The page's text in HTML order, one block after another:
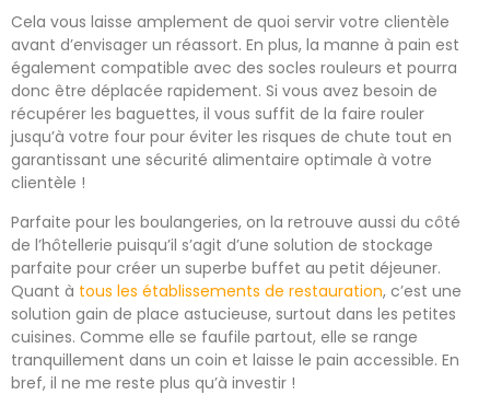
Cela vous laisse amplement de quoi servir votre clientèle
avant d’envisager un réassort. En plus, la manne à pain est
également compatible avec des socles rouleurs et pourra
donc être déplacée rapidement. Si vous avez besoin de
récupérer les baguettes, il vous suffit de la faire rouler
jusqu’à votre four pour éviter les risques de chute tout en
garantissant une sécurité alimentaire optimale à votre
clientèle !
Parfaite pour les boulangeries, on la retrouve aussi du côté
de l’hôtellerie puisqu’il s’agit d’une solution de stockage
parfaite pour créer un superbe buffet au petit déjeuner.
Quant à tous les établissements de restauration, c’est une
solution gain de place astucieuse, surtout dans les petites
cuisines. Comme elle se faufile partout, elle se range
tranquillement dans un coin et laisse le pain accessible. En
bref, il ne me reste plus qu’à investir !